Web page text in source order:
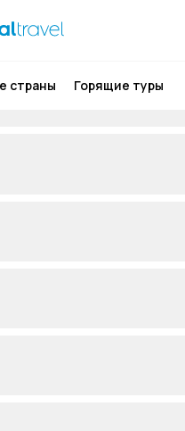
страны Горящие туры